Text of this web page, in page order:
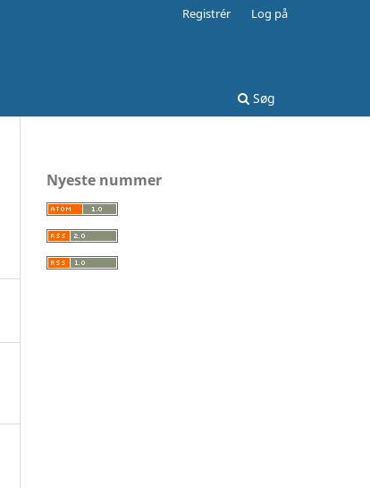
Søg
Registrér Log på
Nyeste nummer